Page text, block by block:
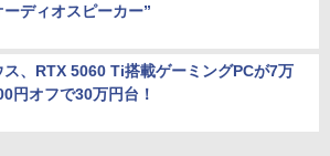
ーディオスピーカー”
ス、RTX 5060 Ti搭載ゲーミングPCが7万
円オフで30万円台！